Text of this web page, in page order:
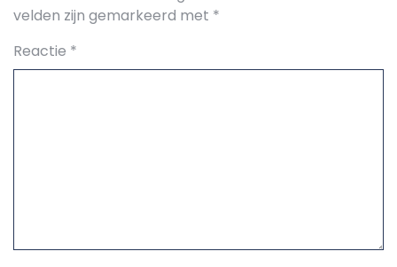
velden zijn gemarkeerd met *
Reactie *